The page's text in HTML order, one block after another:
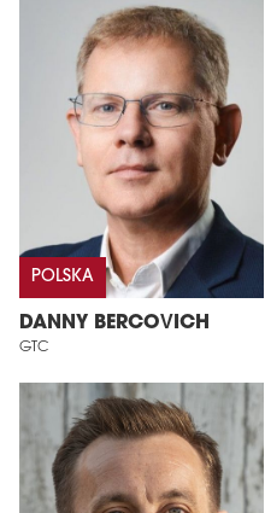
POLSKA
DANNY BERCOVICH
GTC